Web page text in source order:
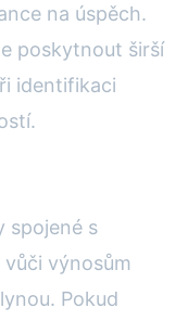
na úspěch.
poskytnout širší
identifikaci
spojené s
výnosům
Pokud